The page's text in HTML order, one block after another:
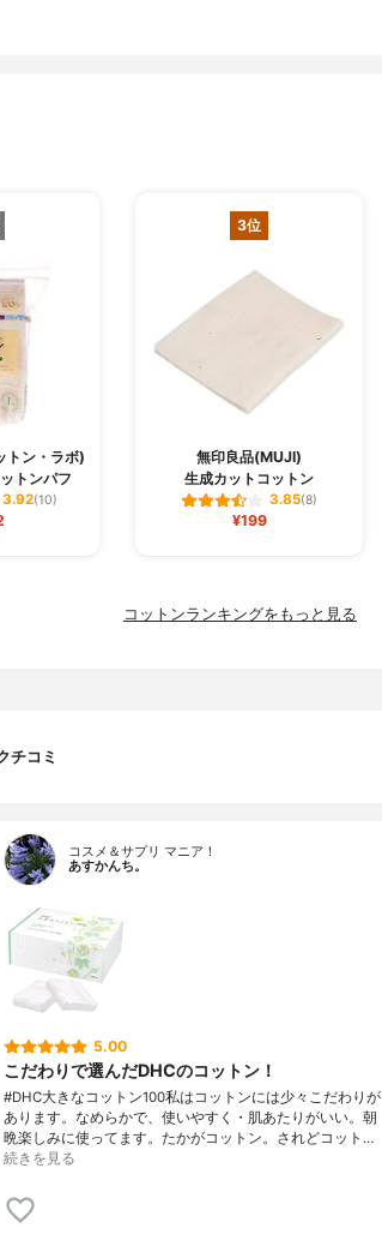
ン・ラボ)
トンパフ
3.92(10)
3位
無印良品(MUJI)
生成カットコットン
3.85(8)
¥199
コットンランキングをもっと見る
チコミ
コスメ＆サプリ マニア！
あすかんち。
5.00
こだわりで選んだDHCのコットン！
#DHC大きなコットン100私はコットンには少々こだわりが
あります。なめらかで、使いやすく・肌あたりがいい。朝
晩楽しみに使ってます。たかがコットン。されどコット…
続きを見る